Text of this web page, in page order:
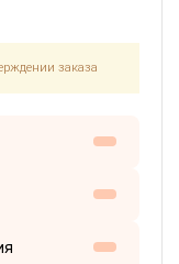
заказа